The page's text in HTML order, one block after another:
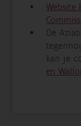
Website
De
kan je
en